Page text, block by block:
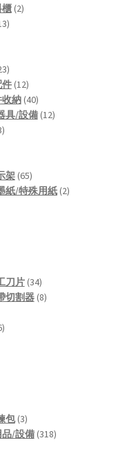
22
13
23
products
1212
products
納 4040
products
具/設備 1212
3
架 6565
products
紙/特殊用紙 22
刀片 3434
products
切割器 88
6
包 33
products
/設備 318318